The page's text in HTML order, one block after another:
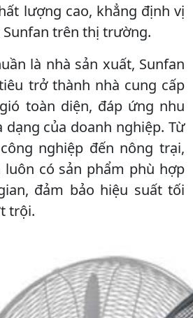
lượng cao, khẳng định vị
trên thị trường.
là nhà sản xuất, Sunfan
trở thành nhà cung cấp
toàn diện, đáp ứng nhu
dạng của doanh nghiệp. Từ
nghiệp đến nông trại,
luôn có sản phẩm phù hợp
đảm bảo hiệu suất tối
trội.